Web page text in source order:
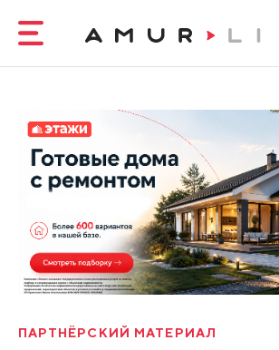
ПАРТНЁРСКИЙ МАТЕРИАЛ